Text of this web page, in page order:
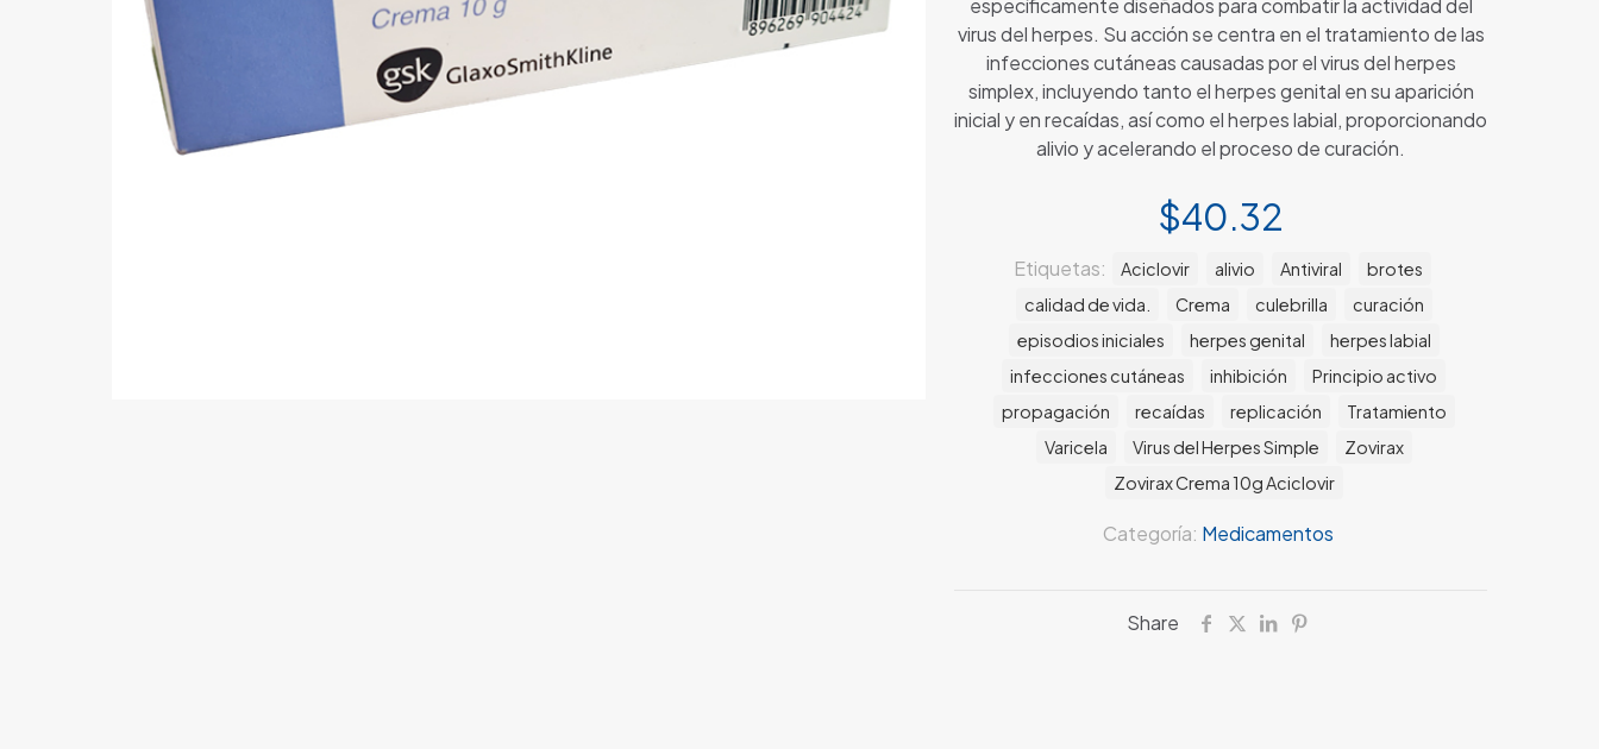
específicamente diseñados para combatir la actividad del
virus del herpes. Su acción se centra en el tratamiento de las
infecciones cutáneas causadas por el virus del herpes
simplex, incluyendo tanto el herpes genital en su aparición
inicial y en recaídas, así como el herpes labial, proporcionando
alivio y acelerando el proceso de curación.
$40.32
Categoría: Medicamentos
Etiquetas: Aciclovir alivio Antiviral
brotes
calidad de vida.
Crema culebrilla
curación
episodios iniciales
herpes genital
herpes labial
infecciones cutáneas
inhibición
Principio activo
propagación
recaídas replicación
Tratamiento
Varicela
Virus del Herpes Simple
Zovirax
Zovirax Crema 10g Aciclovir
Share